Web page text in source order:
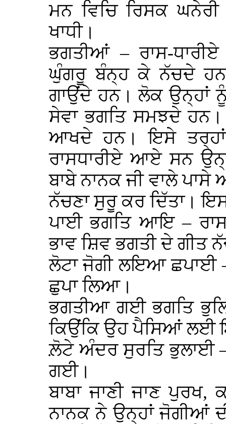
ਮਨ ਵਿਚਿ ਰਿਸਕ
ਖਾਧੀ।
ਭਗਤੀਆਂ – ਰਾਸ-
ਘੁੰਗਰੂ ਬੰਨ੍ਹ ਕੇ ਨੱਚਦੇ
ਗਾਉਂਦੇ ਹਨ। ਲੋਕ ਉਨ੍ਹਾਂ
ਸੇਵਾ ਭਗਤਿ ਸਮਝਦੇ
ਆਖਦੇ ਹਨ। ਇਸੇ
ਰਾਸਧਾਰੀਏ ਆਏ ਸਨ
ਬਾਬੇ ਨਾਨਕ ਜੀ ਵਾਲੇ
ਨੱਚਣਾ ਸੁਰੂ ਕਰ ਦਿੱਤਾ।
ਪਾਈ ਭਗਤਿ ਆਇ –
ਭਾਵ ਸ਼ਿਵ ਭਗਤੀ ਦੇ ਗੀਤ
ਲੋਟਾ ਜੋਗੀ ਲਇਆ ਛਪਾਈ
ਛੁਪਾ ਲਿਆ।
ਭਗਤੀਆ ਗਈ ਭਗਤਿ
ਕਿਉਂਕਿ ਉਹ ਪੈਸਿਆਂ ਲਈ
ਲ਼ੋਟੇ ਅੰਦਰ ਸੁਰਤਿ ਭੁਲਾਈ
ਗਈ।
ਬਾਬਾ ਜਾਣੀ ਜਾਣ
ਨਾਨਕ ਨੇ ਉਨ੍ਹਾਂ ਜੋਗੀਆਂ